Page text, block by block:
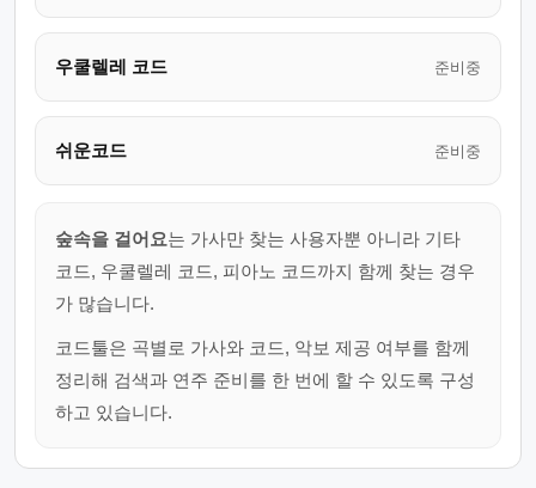
우쿨렐레 코드 준비중
쉬운코드 준비중
숲속을 걸어요는 가사만 찾는 사용자뿐 아니라 기타
코드, 우쿨렐레 코드, 피아노 코드까지 함께 찾는 경우
가 많습니다.
코드툴은 곡별로 가사와 코드, 악보 제공 여부를 함께
정리해 검색과 연주 준비를 한 번에 할 수 있도록 구성
하고 있습니다.